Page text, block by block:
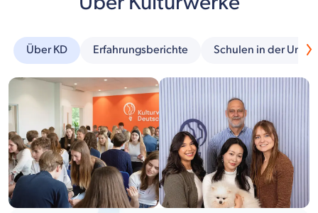
Über KD Erfahrungsberichte Schulen in der